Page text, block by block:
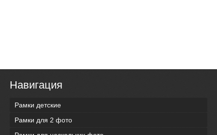
Навигация
Рамки детские
Рамки для 2 фото